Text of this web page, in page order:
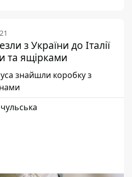
з України до Італії
та ящірками
знайшли коробку з